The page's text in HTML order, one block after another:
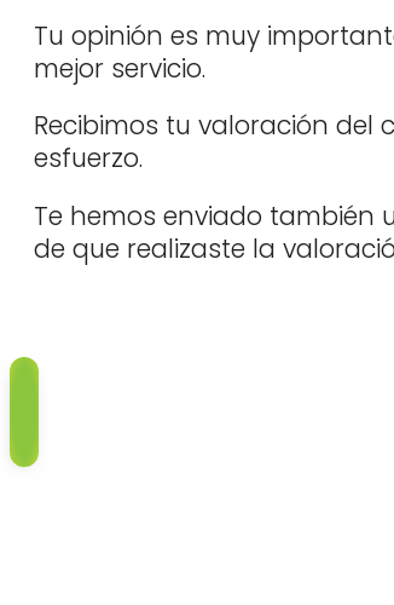
Tu opinión es muy
mejor servicio.
Recibimos tu valoración
esfuerzo.
Te hemos enviado también
de que realizaste la